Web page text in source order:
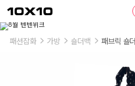
텐
바
텐
패션잡화 가방 숄더백 패브릭 숄